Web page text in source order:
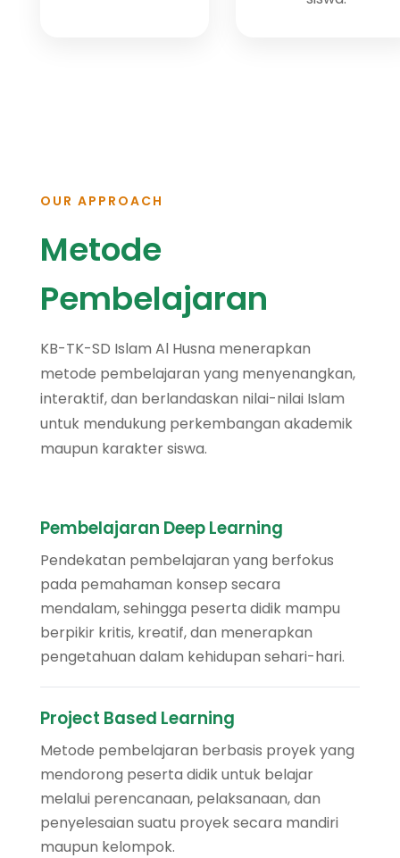
OUR APPROACH
Metode
Pembelajaran
KB-TK-SD Islam Al Husna menerapkan
metode pembelajaran yang menyenangkan,
interaktif, dan berlandaskan nilai-nilai Islam
untuk mendukung perkembangan akademik
maupun karakter siswa.
Pembelajaran Deep Learning
Pendekatan pembelajaran yang berfokus
pada pemahaman konsep secara
mendalam, sehingga peserta didik mampu
berpikir kritis, kreatif, dan menerapkan
pengetahuan dalam kehidupan sehari-hari.
Project Based Learning
Metode pembelajaran berbasis proyek yang
mendorong peserta didik untuk belajar
melalui perencanaan, pelaksanaan, dan
penyelesaian suatu proyek secara mandiri
maupun kelompok.